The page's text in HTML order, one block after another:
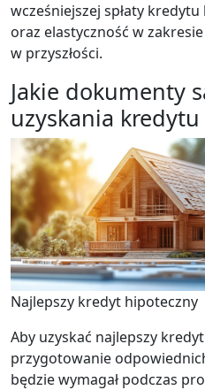
wcześniejszej spłaty
oraz elastyczność w
w przyszłości.
Jakie dokumenty
uzyskania
Najlepszy kredyt hipoteczny
Aby uzyskać najlepszy
przygotowanie
będzie wymagał podczas